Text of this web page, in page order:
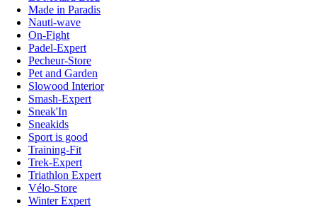
Made in Paradis
Nauti-wave
On-Fight
Padel-Expert
Pecheur-Store
Pet and Garden
Slowood Interior
Smash-Expert
Sneak'In
Sneakids
Sport is good
Training-Fit
Trek-Expert
Triathlon Expert
Vélo-Store
Winter Expert